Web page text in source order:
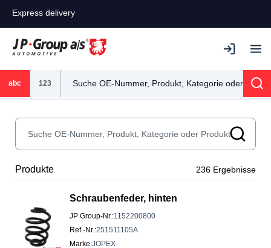
Express delivery
abc 123
Produkte 236 Ergebnisse
Schraubenfeder, hinten
JP Group-Nr.:1152200800
Ref.-Nr.:251511105A
Marke:JOPEX